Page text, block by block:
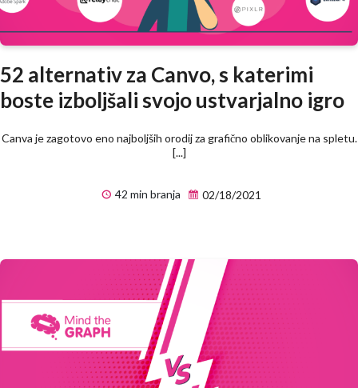
52 alternativ za Canvo, s katerimi
boste izboljšali svojo ustvarjalno igro
Canva je zagotovo eno najboljših orodij za grafično oblikovanje na spletu.
[...]
42 min branja 02/18/2021